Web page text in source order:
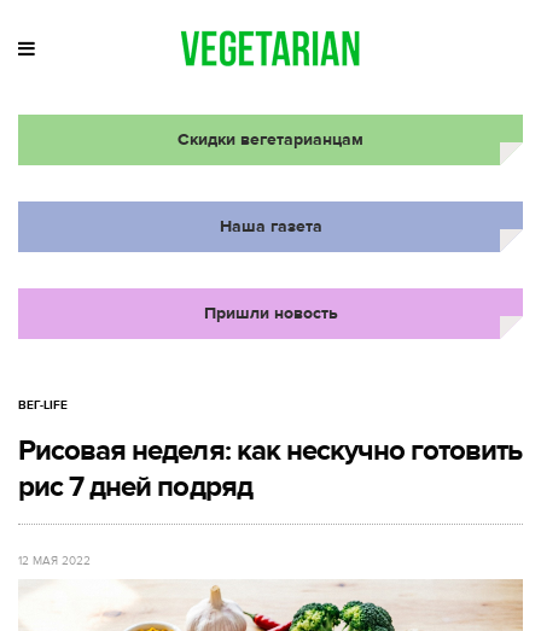
Скидки вегетарианцам
Наша газета
Пришли новость
ВЕГ-LIFE
Рисовая неделя: как нескучно готовить
рис 7 дней подряд
12 МАЯ 2022